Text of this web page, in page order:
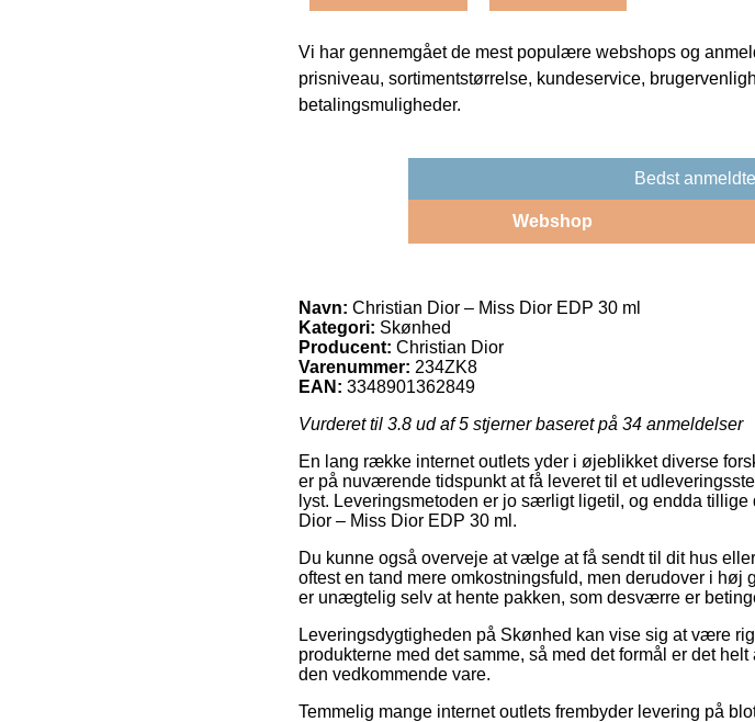
Vi har gennemgået de mest populære webshops og
prisniveau, sortimentstørrelse, kundeservice,
betalingsmuligheder.
Bedst
Webshop
Navn: Christian Dior – Miss Dior EDP 30 ml
Kategori: Skønhed
Producent: Christian Dior
Varenummer: 234ZK8
EAN: 3348901362849
Vurderet til 3.8 ud af 5 stjerner baseret på 34 anmeldelser
En lang række internet outlets yder i øjeblikket diverse
er på nuværende tidspunkt at få leveret til et
lyst. Leveringsmetoden er jo særligt ligetil, og endda
Dior – Miss Dior EDP 30 ml.
Du kunne også overveje at vælge at få sendt til dit hus
oftest en tand mere omkostningsfuld, men derudover i
er unægtelig selv at hente pakken, som desværre er
Leveringsdygtigheden på Skønhed kan vise sig at være
produkterne med det samme, så med det formål er det
den vedkommende vare.
Temmelig mange internet outlets frembyder levering på